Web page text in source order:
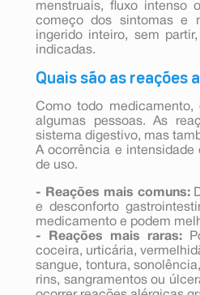
menstruais, fluxo intenso
começo dos sintomas e
ingerido inteiro, sem
indicadas.
Quais são as reações
Como todo
algumas pessoas. As
sistema digestivo, mas
A ocorrência e
de uso.
- Reações mais comuns:
e desconforto
medicamento e podem
- Reações mais raras:
coceira, urticária,
sangue, tontura,
rins, sangramentos ou